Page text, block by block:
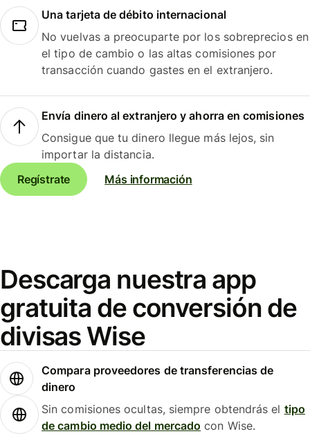
Una tarjeta de débito internacional
No vuelvas a preocuparte por los sobreprecios en
el tipo de cambio o las altas comisiones por
transacción cuando gastes en el extranjero.
Envía dinero al extranjero y ahorra en comisiones
Consigue que tu dinero llegue más lejos, sin
importar la distancia.
Regístrate
Más información
Descarga nuestra app
gratuita de conversión de
divisas Wise
Compara proveedores de transferencias de
dinero
Sin comisiones ocultas, siempre obtendrás el tipo
de cambio medio del mercado con Wise.